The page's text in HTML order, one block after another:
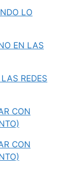
LO
EN LAS
REDES
CON
CON